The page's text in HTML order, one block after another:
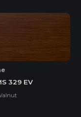
329 EV